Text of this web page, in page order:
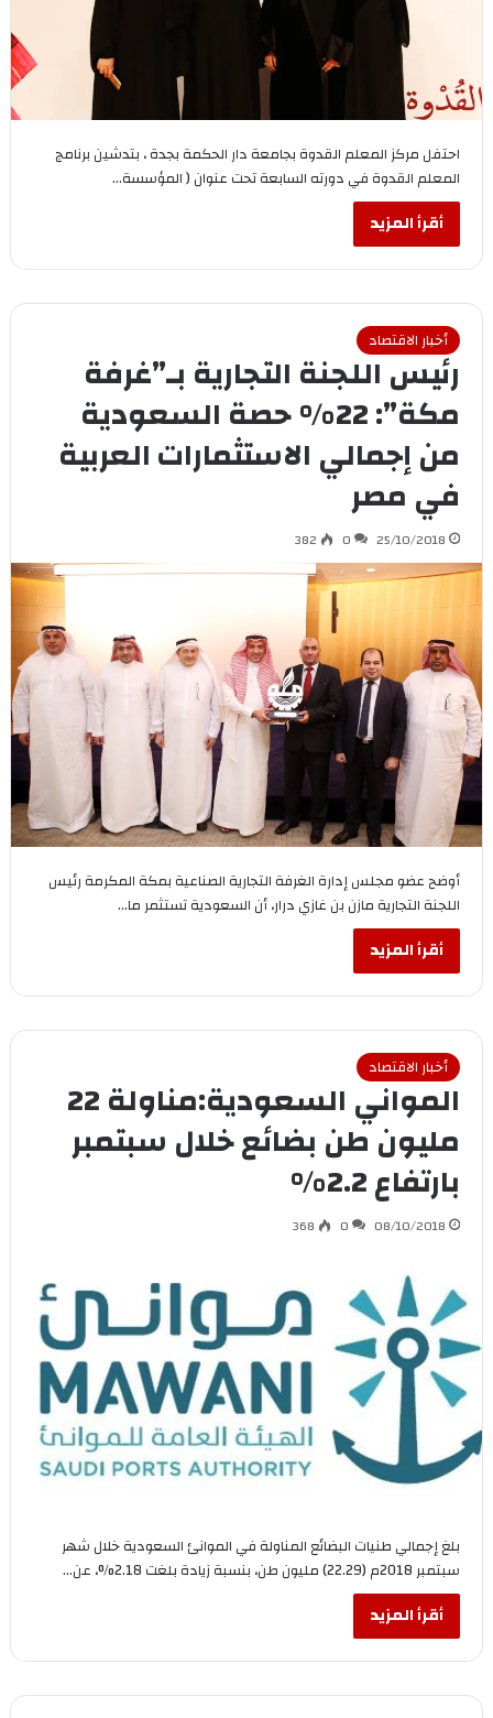
احتفل مركز المعلم القدوة بجامعة دار الحكمة بجدة ، بتدشين برنامج
المعلم القدوة في دورته السابعة تحت عنوان ( المؤسسة…
أقرأ المزيد
أخبار الاقتصاد
رئيس اللجنة التجارية بـ”غرفة
مكة”: 22% حصة السعودية
من إجمالي الاستثمارات العربية
في مصر
25/10/2018
0
382
أوضح عضو مجلس إدارة الغرفة التجارية الصناعية بمكة المكرمة رئيس
اللجنة التجارية مازن بن غازي درار، أن السعودية تستثمر ما…
أقرأ المزيد
أخبار الاقتصاد
المواني السعودية:مناولة 22
مليون طن بضائع خلال سبتمبر
بارتفاع 2.2%
08/10/2018
0
368
بلغ إجمالي طنيات البضائع المناولة في الموانئ السعودية خلال شهر
سبتمبر 2018م (22.29) مليون طن، بنسبة زيادة بلغت 2.18%، عن…
أقرأ المزيد